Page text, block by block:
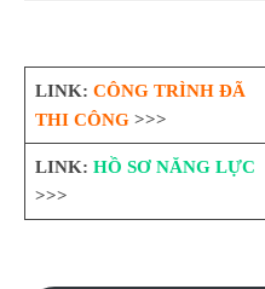
LINK: CÔNG TRÌNH ĐÃ
THI CÔNG>>>
LINK: HỒ SƠ NĂNG LỰC
>>>